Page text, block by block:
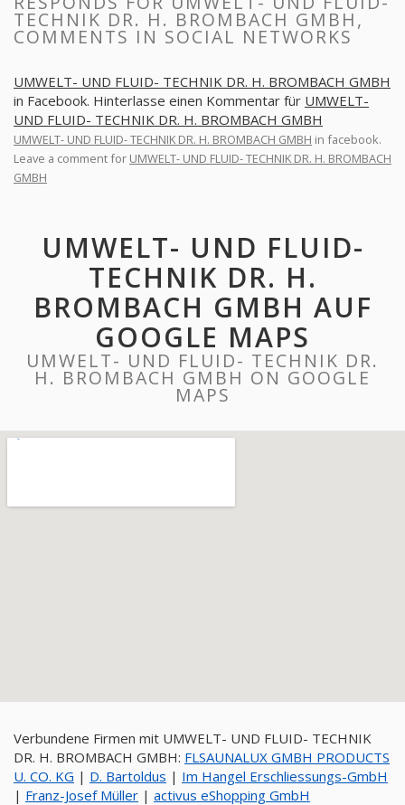
TECHNIK DR. H. BROMBACH GMBH,
COMMENTS IN SOCIAL NETWORKS
UMWELT- UND FLUID- TECHNIK DR. H. BROMBACH GMBH
in Facebook. Hinterlasse einen Kommentar für UMWELT-
UND FLUID- TECHNIK DR. H. BROMBACH GMBH
UMWELT- UND FLUID- TECHNIK DR. H. BROMBACH GMBH in facebook.
Leave a comment for UMWELT- UND FLUID- TECHNIK DR. H. BROMBACH
GMBH
UMWELT- UND FLUID-
TECHNIK DR. H.
BROMBACH GMBH AUF
GOOGLE MAPS
UMWELT- UND FLUID- TECHNIK DR.
H. BROMBACH GMBH ON GOOGLE
MAPS
Verbundene Firmen mit UMWELT- UND FLUID- TECHNIK
DR. H. BROMBACH GMBH: FLSAUNALUX GMBH PRODUCTS
U. CO. KG | D. Bartoldus | Im Hangel Erschliessungs-GmbH
| Franz-Josef Müller | activus eShopping GmbH